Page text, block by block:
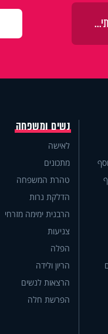
נשים ומשפחה
לאישה
מתכונים
טהרת המשפחה
הדלקת נרות
הרבנית ימימה מזרחי
צניעות
הפלה
הריון ולידה
הרצאות לנשים
הפרשת חלה